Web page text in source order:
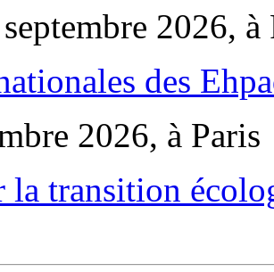
2026, à
des
2026, à Paris
la transition